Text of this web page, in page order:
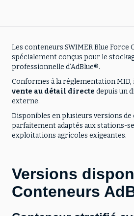
Les conteneurs SWIMER Blue Force
spécialement conçus pour le
professionnelle d’AdBlue®.
Conformes à la réglementation
vente au détail directe depuis un
externe.
Disponibles en plusieurs versions
parfaitement adaptés aux stations-
exploitations agricoles exigeantes.
Versions
Conteneurs